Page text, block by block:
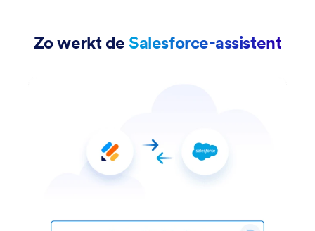
Zo werkt deSalesforce-assistent